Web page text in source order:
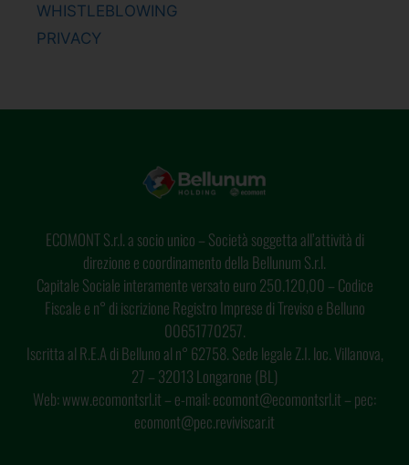
WHISTLEBLOWING
PRIVACY
ECOMONT S.r.l. a socio unico – Società soggetta all’attività di
direzione e coordinamento della Bellunum S.r.l.
Capitale Sociale interamente versato euro 250.120,00 – Codice
Fiscale e n° di iscrizione Registro Imprese di Treviso e Belluno
00651770257.
Iscritta al R.E.A di Belluno al n° 62758. Sede legale Z.I. loc. Villanova,
27 – 32013 Longarone (BL)
Web: www.ecomontsrl.it – e-mail: ecomont@ecomontsrl.it – pec:
ecomont@pec.reviviscar.it